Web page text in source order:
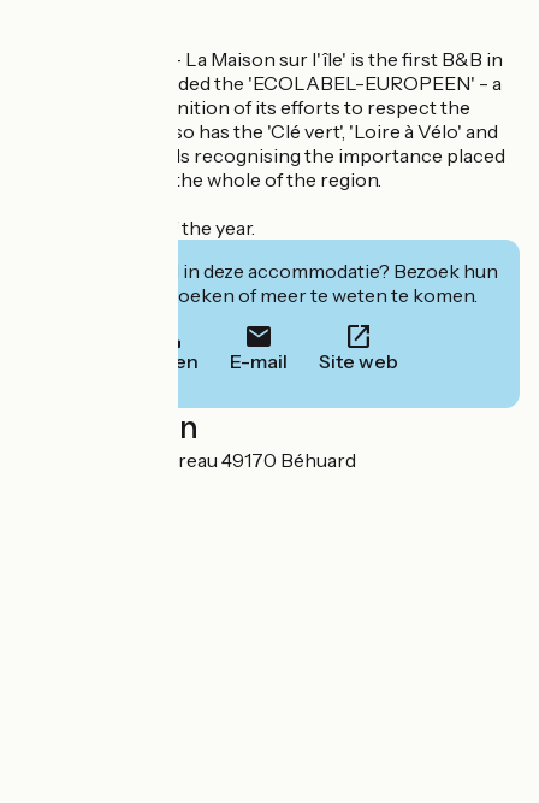
'Chambre d'hôte - La Maison sur l'île' is the first B&B in
France to be awarded the 'ECOLABEL-EUROPEEN' - a
prestigious recognition of its efforts to respect the
environment. It also has the 'Clé vert', 'Loire à Vélo' and
Accueil Vélo' labels recognising the importance placed
on cycling within the whole of the region.
Open every day of the year.
Geïnteresseerd in deze accommodatie? Bezoek hun
website om te boeken of meer te weten te komen.
Bellen E-mail Site web
Localisation
6 chemin du Merdreau 49170 Béhuard